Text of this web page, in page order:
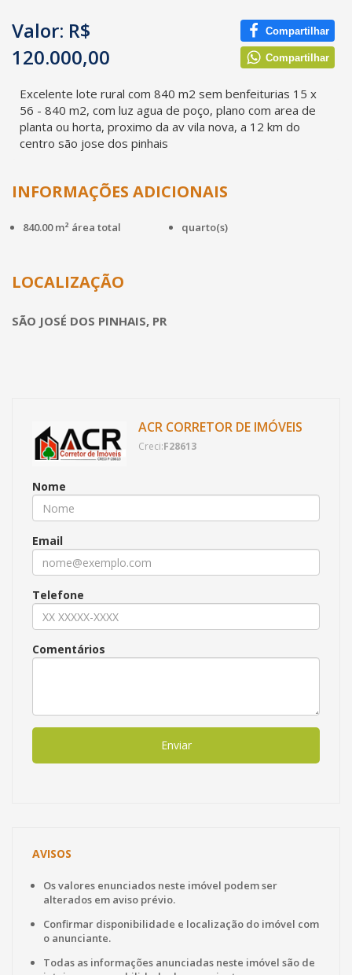
Valor: R$
120.000,00
Compartilhar
Compartilhar
Excelente lote rural com 840 m2 sem benfeiturias 15 x
56 - 840 m2, com luz agua de poço, plano com area de
planta ou horta, proximo da av vila nova, a 12 km do
centro são jose dos pinhais
INFORMAÇÕES ADICIONAIS
840.00 m² área total quarto(s)
LOCALIZAÇÃO
SÃO JOSÉ DOS PINHAIS, PR
ACR CORRETOR DE IMÓVEIS
Creci:F28613
Nome
Email
Telefone
Comentários
Enviar
AVISOS
Os valores enunciados neste imóvel podem ser
alterados em aviso prévio.
Confirmar disponibilidade e localização do imóvel com
o anunciante.
Todas as informações anunciadas neste imóvel são de